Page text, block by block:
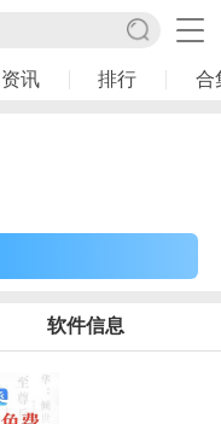
资讯 排行 合
软件信息